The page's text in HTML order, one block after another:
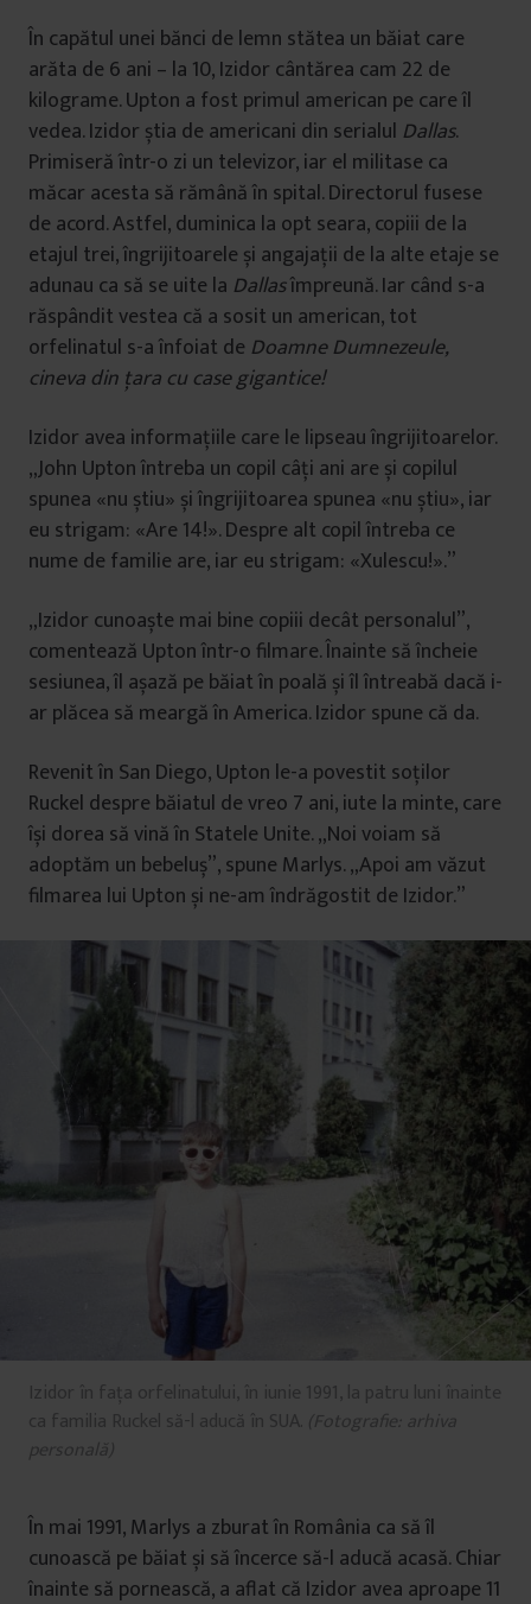
În capătul unei bănci de lemn stătea un băiat care
arăta de 6 ani – la 10, Izidor cântărea cam 22 de
kilograme. Upton a fost primul american pe care îl
vedea. Izidor știa de americani din serialul Dallas.
Primiseră într-o zi un televizor, iar el militase ca
măcar acesta să rămână în spital. Directorul fusese
de acord. Astfel, duminica la opt seara, copiii de la
etajul trei, îngrijitoarele și angajații de la alte etaje se
adunau ca să se uite la Dallasîmpreună. Iar când s-a
răspândit vestea că a sosit un american, tot
orfelinatul s-a înfoiat de Doamne Dumnezeule,
cineva din țara cu case gigantice!
Izidor avea informațiile care le lipseau îngrijitoarelor.
„John Upton întreba un copil câți ani are și copilul
spunea «nu știu» și îngrijitoarea spunea «nu știu», iar
eu strigam: «Are 14!». Despre alt copil întreba ce
nume de familie are, iar eu strigam: «Xulescu!».”
„Izidor cunoaște mai bine copiii decât personalul”,
comentează Upton într-o filmare. Înainte să încheie
sesiunea, îl așază pe băiat în poală și îl întreabă dacă i-
ar plăcea să meargă în America. Izidor spune că da.
Revenit în San Diego, Upton le-a povestit soților
Ruckel despre băiatul de vreo 7 ani, iute la minte, care
își dorea să vină în Statele Unite. „Noi voiam să
adoptăm un bebeluș”, spune Marlys. „Apoi am văzut
filmarea lui Upton și ne-am îndrăgostit de Izidor.”
Izidor în fața orfelinatului, în iunie 1991, la patru luni înainte
ca familia Ruckel să-l aducă în SUA. (Fotografie: arhiva
personală)
În mai 1991, Marlys a zburat în România ca să îl
cunoască pe băiat și să încerce să-l aducă acasă. Chiar
înainte să pornească, a aflat că Izidor avea aproape 11